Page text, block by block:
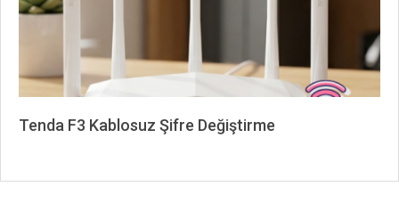
Tenda F3 Kablosuz Şifre Değiştirme